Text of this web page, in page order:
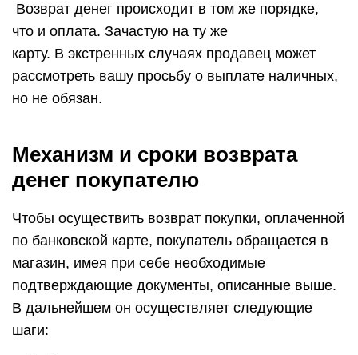
Возврат денег происходит в том же порядке,
что и оплата. Зачастую на ту же
карту. В экстренных случаях продавец может
рассмотреть вашу просьбу о выплате наличных,
но не обязан.
Механизм и сроки возврата
денег покупателю
Чтобы осуществить возврат покупки, оплаченной
по банковской карте, покупатель обращается в
магазин, имея при себе необходимые
подтверждающие документы, описанные выше.
В дальнейшем он осуществляет следующие
шаги: